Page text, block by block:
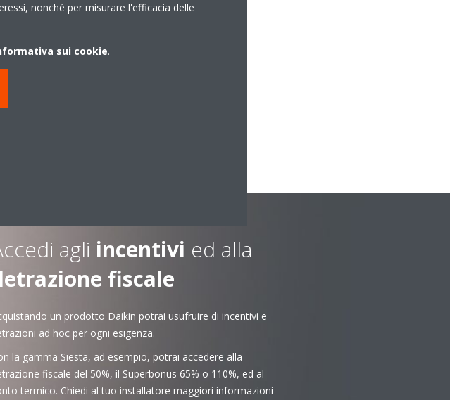
agli incentivi ed alla
fiscale
un prodotto Daikin potrai usufruire di incentivi e
ad hoc per ogni esigenza.
la gamma Siesta, ad esempio, potrai accedere alla
fiscale del 50%, il Superbonus 65% o 110%, ed al
termico. Chiedi al tuo installatore maggiori informazioni
nonché per misurare l'efficacia delle
sui cookie.